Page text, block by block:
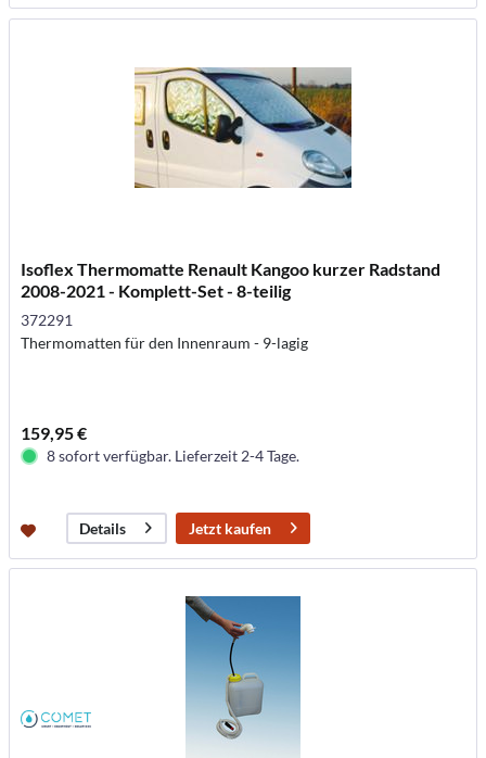
Isoflex Thermomatte Renault Kangoo kurzer Radstand
2008-2021 - Komplett-Set - 8-teilig
372291
Thermomatten für den Innenraum - 9-lagig
159,95 €
8 sofort verfügbar. Lieferzeit 2-4 Tage.
Details Jetzt kaufen